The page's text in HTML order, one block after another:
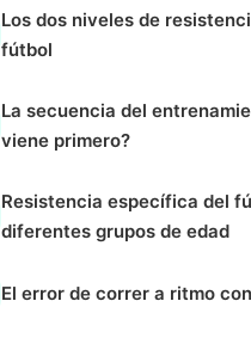
Los dos niveles de
fútbol
La secuencia del
viene primero?
Resistencia específica del
diferentes grupos de edad
El error de correr a ritmo